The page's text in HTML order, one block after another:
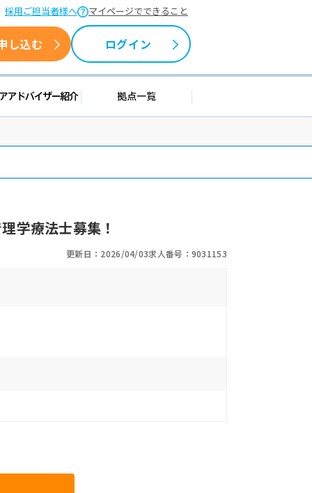
採用ご担当者様へ マイページでできること
し込む ログイン
報 キャリアアドバイザー紹介 拠点一覧
学療法士募集！
更新日：2026/04/03求人番号：9031153